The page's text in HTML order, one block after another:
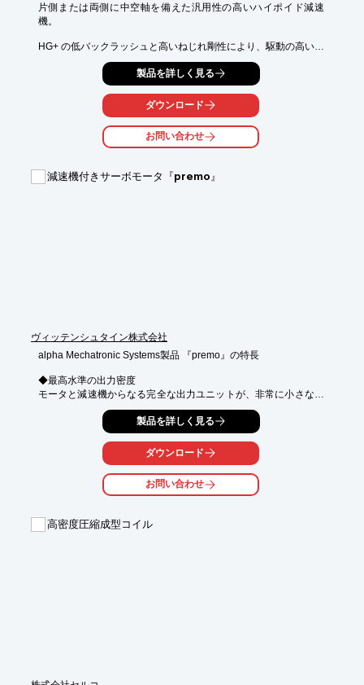
片側または両側に中空軸を備えた汎用性の高いハイポイド減速
機。
HG+ の低バックラッシュと高いねじれ剛性により、駆動の高い位
置決め精度が得られ、高加速度運転の場合でも、機械の安定した
製品を詳しく見る
ダウンロード
お問い合わせ
減速機付きサーボモータ『premo』
ヴィッテンシュタイン株式会社
alpha Mechatronic Systems製品 『premo』の特長
◆最高水準の出力密度
モータと減速機からなる完全な出力ユニットが、非常に小さな設
置スペースで高いパフォーマンスを発揮します。
◆小さい慣性モーメント
非常に小さい慣性モーメントにより、生産性が高まり、エネルギ
ー消費が削減されます。
駆動ベアリングの高いねじれ剛性とチルティング剛性により、サ
ーボアクチュエータの制御品質が高まります。
最小限のバックラッシュにより、システムの精度が効果的に高ま
ります。
製品を詳しく見る
ダウンロード
お問い合わせ
高密度圧縮成型コイル